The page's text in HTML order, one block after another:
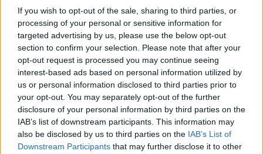
If you wish to opt-out of the sale, sharing to third parties, or
processing of your personal or sensitive information for
targeted advertising by us, please use the below opt-out
section to confirm your selection. Please note that after your
opt-out request is processed you may continue seeing
interest-based ads based on personal information utilized by
us or personal information disclosed to third parties prior to
your opt-out. You may separately opt-out of the further
disclosure of your personal information by third parties on the
IAB’s list of downstream participants. This information may
also be disclosed by us to third parties on the IAB’s List of
Downstream Participants that may further disclose it to other
Csakhogy Romynak hiába az adná meg a
szabadságérzetet és oldaná fel a számtalan
szerepének terhét, ha hagyná, hogy abszolút
kiessen a kezéből a gyeplő legalább az ágyban,
nem engedi meg magának a teljes ellazulást.
Szégyelli és elnyomja a vágyait, nem enged teret a
kibontakozásukra – számtalan nőtársához
hasonlóan. Hiába nem kielégítő a szexuális élete,